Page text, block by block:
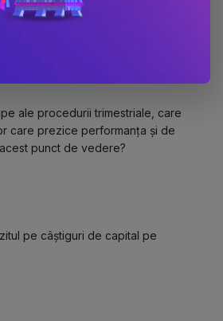
măsură ce îmbătrânești și devii
care prezice performanța și de